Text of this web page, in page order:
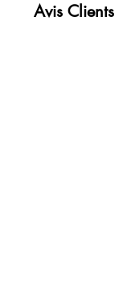
Avis Clients